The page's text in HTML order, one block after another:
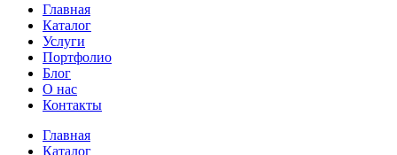
Главная
Каталог
Услуги
Портфолио
Блог
О нас
Контакты
Главная
Каталог